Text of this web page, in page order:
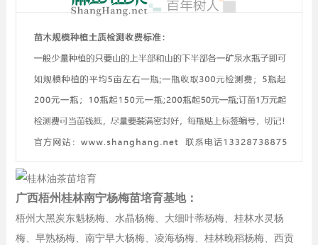
广西梧州桂林南宁杨梅苗培育基地：
梧州大黑炭东魁杨梅、水晶杨梅、大细叶蒂杨梅、桂林水灵杨
梅、早熟杨梅、南宁早大杨梅、凌海杨梅、桂林晚稻杨梅、西贡